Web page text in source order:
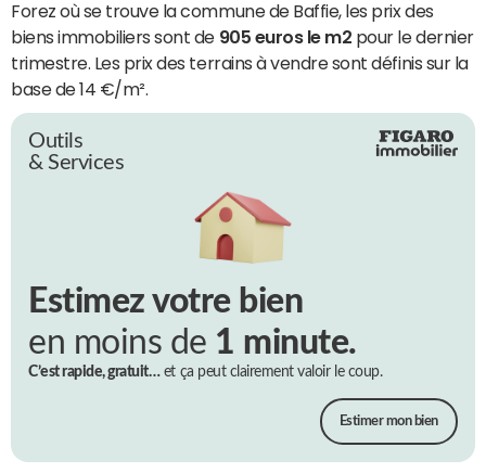
Forez où se trouve la commune de Baffie, les prix des
biens immobiliers sont de 905 euros le m2 pour le dernier
trimestre. Les prix des terrains à vendre sont définis sur la
base de 14 €/m².
Outils
& Services
Estimez votre bien
en moins de 1 minute.
C’est rapide, gratuit…et ça peut clairement valoir le coup.
Estimer mon bien